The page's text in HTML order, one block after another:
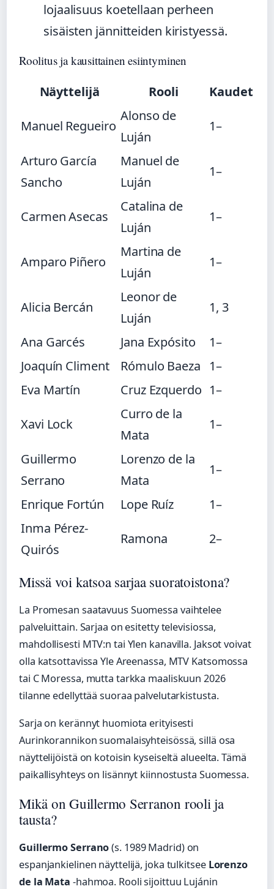
lojaalisuus koetellaan perheen
sisäisten jännitteiden kiristyessä.
Roolitus ja kausittainen esiintyminen
Näyttelijä Rooli Kaudet
Manuel Regueiro
Alonso de
Luján
1–
Arturo García
Sancho
Manuel de
Luján
1–
Carmen Asecas
Catalina de
Luján
1–
Amparo Piñero
Martina de
Luján
1–
Alicia Bercán
Leonor de
Luján
1, 3
Ana Garcés Jana Expósito
1–
Joaquín Climent
Rómulo Baeza
1–
Eva Martín
Cruz Ezquerdo 1–
Xavi Lock
Curro de la
Mata
1–
Guillermo
Serrano
Lorenzo de la
Mata
1–
Enrique Fortún Lope Ruíz
1–
Inma Pérez-
Quirós
Ramona 2–
Missä voi katsoa sarjaa suoratoistona?
La Promesan saatavuus Suomessa vaihtelee
palveluittain. Sarjaa on esitetty televisiossa,
mahdollisesti MTV:n tai Ylen kanavilla. Jaksot voivat
olla katsottavissa Yle Areenassa, MTV Katsomossa
tai C Moressa, mutta tarkka maaliskuun 2026
tilanne edellyttää suoraa palvelutarkistusta.
Sarja on kerännyt huomiota erityisesti
Aurinkorannikon suomalaisyhteisössä, sillä osa
näyttelijöistä on kotoisin kyseiseltä alueelta. Tämä
paikallisyhteys on lisännyt kiinnostusta Suomessa.
Mikä on Guillermo Serranon rooli ja
tausta?
Guillermo Serrano(s. 1989 Madrid) on
espanjankielinen näyttelijä, joka tulkitsee Lorenzo
de la Mata -hahmoa. Rooli sijoittuu Lujánin